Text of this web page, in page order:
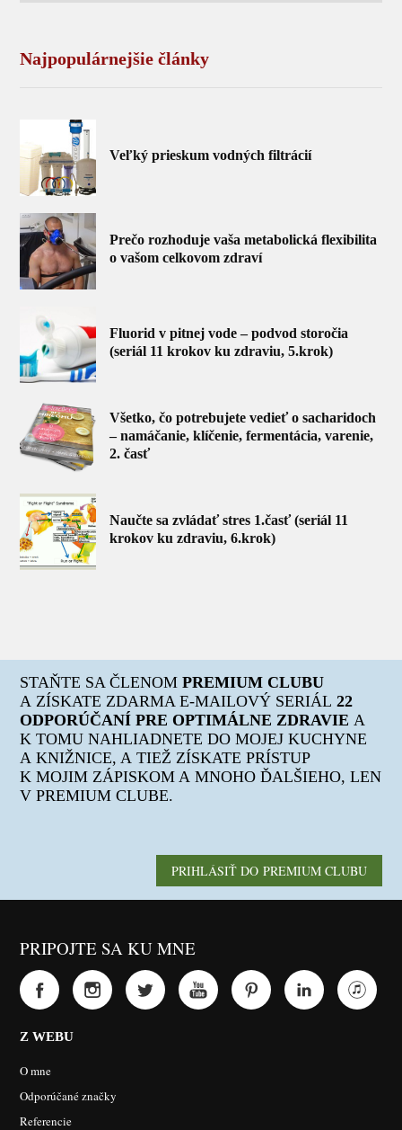
Najpopulárnejšie články
Veľký prieskum vodných filtrácií
Prečo rozhoduje vaša metabolická flexibilita
o vašom celkovom zdraví
Fluorid v pitnej vode – podvod storočia
(seriál 11 krokov ku zdraviu, 5.krok)
Všetko, čo potrebujete vedieť o sacharidoch
– namáčanie, klíčenie, fermentácia, varenie,
2. časť
Naučte sa zvládať stres 1.časť (seriál 11
krokov ku zdraviu, 6.krok)
STAŇTE SA ČLENOMPREMIUM CLUBU
A ZÍSKATE ZDARMA E-MAILOVÝ SERIÁL22
ODPORÚČANÍ PRE OPTIMÁLNE ZDRAVIE A
K TOMU NAHLIADNETE DO MOJEJ KUCHYNE
A KNIŽNICE, A TIEŽ ZÍSKATE PRÍSTUP
K MOJIM ZÁPISKOM A MNOHO ĎALŠIEHO, LEN
V PREMIUM CLUBE.
PRIHLÁSIŤ DO PREMIUM CLUBU
PRIPOJTE SA KU MNE
Z WEBU
O mne
Odporúčané značky
Referencie